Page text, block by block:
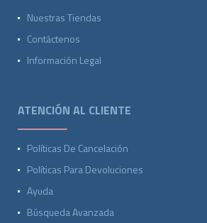
Nuestras Tiendas
Contáctenos
Información Legal
ATENCIÓN AL CLIENTE
Políticas De Cancelación
Políticas Para Devoluciones
Ayuda
Búsqueda Avanzada